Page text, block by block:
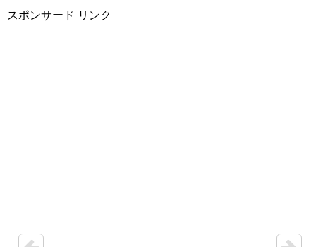
スポンサード リンク